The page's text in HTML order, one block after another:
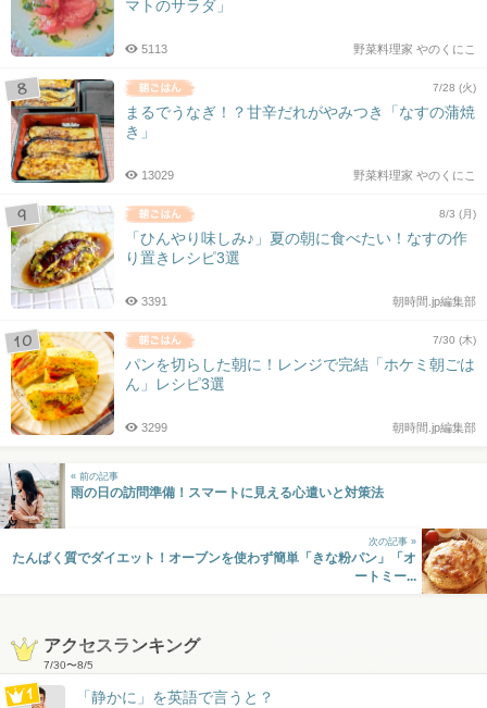
マトのサラダ」
野菜料理家 やのくにこ
5113
7/28 (火)
まるでうなぎ！？甘辛だれがやみつき「なすの蒲焼
き」
野菜料理家 やのくにこ
13029
8/3 (月)
「ひんやり味しみ♪」夏の朝に食べたい！なすの作
り置きレシピ3選
朝時間.jp編集部
3391
7/30 (木)
パンを切らした朝に！レンジで完結「ホケミ朝ごは
ん」レシピ3選
朝時間.jp編集部
3299
« 前の記事
雨の日の訪問準備！スマートに見える心遣いと対策法
次の記事 »
たんぱく質でダイエット！オーブンを使わず簡単「きな粉パン」「オ
ートミー...
アクセスランキング
7/30〜8/5
「静かに」を英語で言うと？